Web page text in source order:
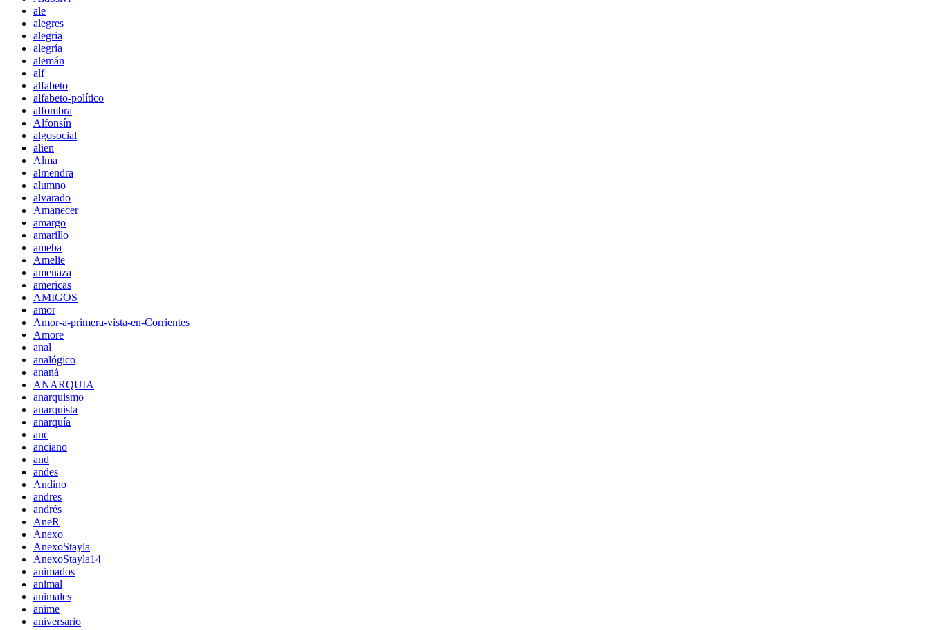
ale
alegres
alegria
alegría
alemán
alf
alfabeto
alfabeto-político
alfombra
Alfonsín
algosocial
alien
Alma
almendra
alumno
alvarado
Amanecer
amargo
amarillo
ameba
Amelie
amenaza
americas
AMIGOS
amor
Amor-a-primera-vista-en-Corrientes
Amore
anal
analógico
ananá
ANARQUIA
anarquismo
anarquista
anarquía
anc
anciano
and
andes
Andino
andres
andrés
AneR
Anexo
AnexoStayla
AnexoStayla14
animados
animal
animales
anime
aniversario